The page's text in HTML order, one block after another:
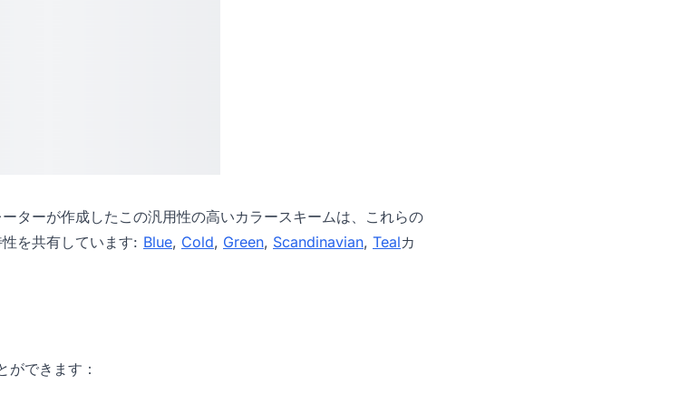
ターが作成したこの汎用性の高いカラースキームは、これらの
を共有しています: Blue, Cold, Green, Scandinavian, Tealカ
できます：